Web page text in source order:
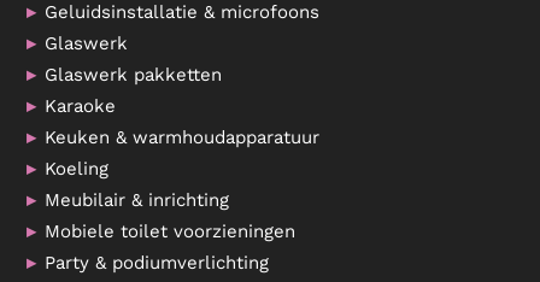
Geluidsinstallatie & microfoons
Glaswerk
Glaswerk pakketten
Karaoke
Keuken & warmhoudapparatuur
Koeling
Meubilair & inrichting
Mobiele toilet voorzieningen
Party & podiumverlichting